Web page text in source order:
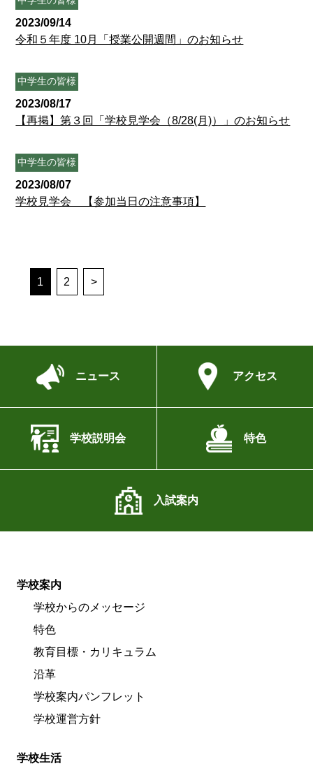
2023/09/14
令和５年度 10月「授業公開週間」のお知らせ
中学生の皆様
2023/08/17
【再掲】第３回「学校見学会（8/28(月)）」のお知らせ
中学生の皆様
2023/08/07
学校見学会 【参加当日の注意事項】
1 2 >
ニュース アクセス
学校説明会 特色
入試案内
学校案内
学校からのメッセージ
特色
教育目標・カリキュラム
沿革
学校案内パンフレット
学校運営方針
学校生活